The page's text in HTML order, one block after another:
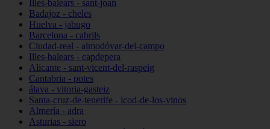
Illes-balears - sant-joan
Badajoz - cheles
Huelva - jabugo
Barcelona - cabrils
Ciudad-real - almodóvar-del-campo
Illes-balears - capdepera
Alicante - sant-vicent-del-raspeig
Cantabria - potes
álava - vitoria-gasteiz
Santa-cruz-de-tenerife - icod-de-los-vinos
Almería - adra
Asturias - siero